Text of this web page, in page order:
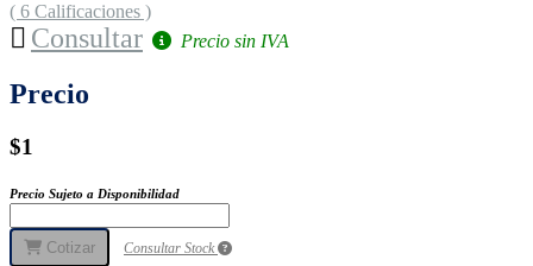
( 6 Calificaciones )
Consultar Precio sin IVA
Precio
$1
Precio Sujeto a Disponibilidad
Cotizar Consultar Stock